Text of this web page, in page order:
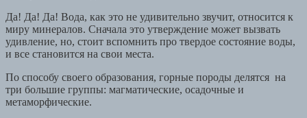
Да! Да! Да! Вода, как это не удивительно звучит, относится к
миру минералов. Сначала это утверждение может вызвать
удивление, но, стоит вспомнить про твердое состояние воды,
и все становится на свои места.
По способу своего образования, горные породы делятся на
три большие группы: магматические, осадочные и
метаморфические.